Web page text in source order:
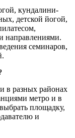
кундалини-
детской йогой,
направлениями.
семинаров,
в разных районах
метро и в
площадку,
и